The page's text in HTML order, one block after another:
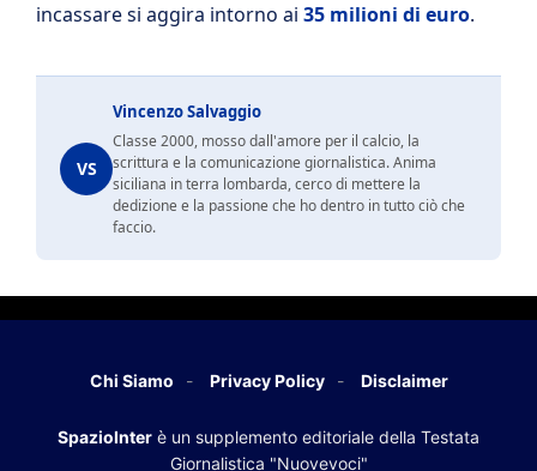
incassare si aggira intorno ai 35 milioni di euro.
VS
Vincenzo Salvaggio
Classe 2000, mosso dall'amore per il calcio, la
scrittura e la comunicazione giornalistica. Anima
siciliana in terra lombarda, cerco di mettere la
dedizione e la passione che ho dentro in tutto ciò che
faccio.
Chi Siamo Privacy Policy Disclaimer
SpazioInter è un supplemento editoriale della Testata
Giornalistica "Nuovevoci"